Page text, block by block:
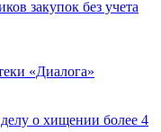
закупок без учета
«Диалога»
о хищении более 4